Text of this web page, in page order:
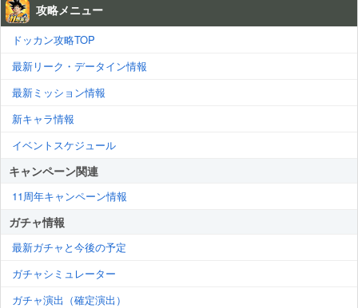
攻略メニュー
ドッカン攻略TOP
最新リーク・データイン情報
最新ミッション情報
新キャラ情報
イベントスケジュール
キャンペーン関連
11周年キャンペーン情報
ガチャ情報
最新ガチャと今後の予定
ガチャシミュレーター
ガチャ演出（確定演出）